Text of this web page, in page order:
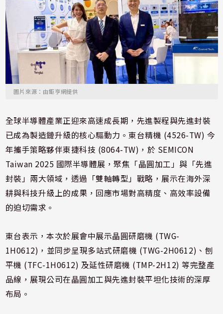
圖片來源：由鉅亨網提供
全球半導體產業正迎來高速成長期，先進製程與先進封裝
已成為製造鏈升級的核心驅動力。東台精機 (4526-TW) 今
年攜手策略夥伴東捷科技 (8064-TW)，於 SEMICON
Taiwan 2025 國際半導體展，聚焦「晶圓加工」與「先進
封裝」兩大領域，透過「雙軸轉型」戰略，展示在海外深
耕與科技升級上的成果，回應市場對高精度、高效率設備
的迫切需求。
東台表示，本次於展會中展示晶圓研磨機 (TWG-
1H0612)，並同步呈現多站式研磨機 (TWG-2H0612)、刨
平機 (TFC-1H0612) 及延性研磨機 (TMP-2H12) 等完整產
品線，展現公司在晶圓加工與先進封裝平坦化技術的深厚
布局。